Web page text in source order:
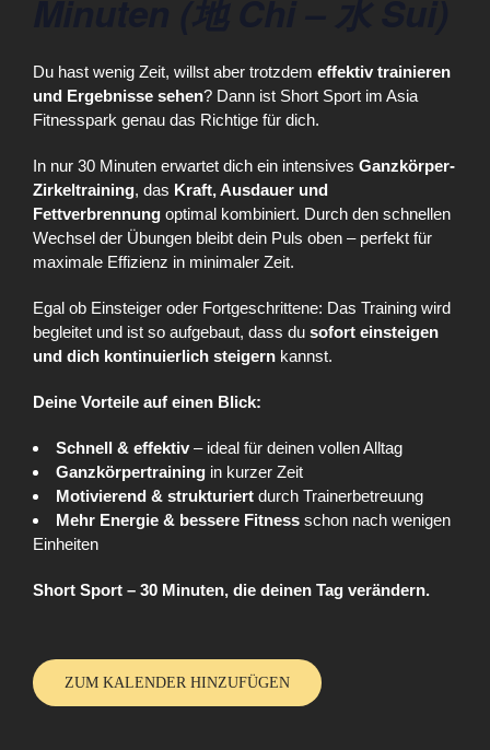
Du hast wenig Zeit, willst aber trotzdem effektiv trainieren
und Ergebnisse sehen? Dann ist Short Sport im Asia
Fitnesspark genau das Richtige für dich.
In nur 30 Minuten erwartet dich ein intensives Ganzkörper-
Zirkeltraining, das Kraft, Ausdauer und
Fettverbrennung optimal kombiniert. Durch den schnellen
Wechsel der Übungen bleibt dein Puls oben – perfekt für
maximale Effizienz in minimaler Zeit.
Egal ob Einsteiger oder Fortgeschrittene: Das Training wird
begleitet und ist so aufgebaut, dass du sofort einsteigen
und dich kontinuierlich steigern kannst.
Deine Vorteile auf einen Blick:
Schnell & effektiv – ideal für deinen vollen Alltag
Ganzkörpertraining in kurzer Zeit
Motivierend & strukturiert durch Trainerbetreuung
Mehr Energie & bessere Fitness schon nach wenigen
Einheiten
Short Sport – 30 Minuten, die deinen Tag verändern.
ZUM KALENDER HINZUFÜGEN